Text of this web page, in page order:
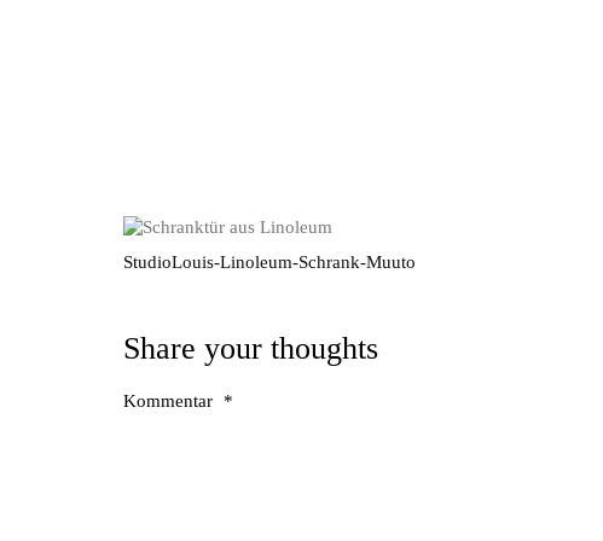
StudioLouis-Linoleum-Schrank-Muuto
Share your thoughts
Kommentar *